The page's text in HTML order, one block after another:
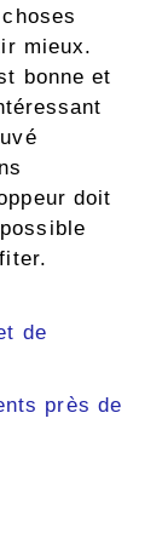
mieux.
bonne et
doit
de
près de